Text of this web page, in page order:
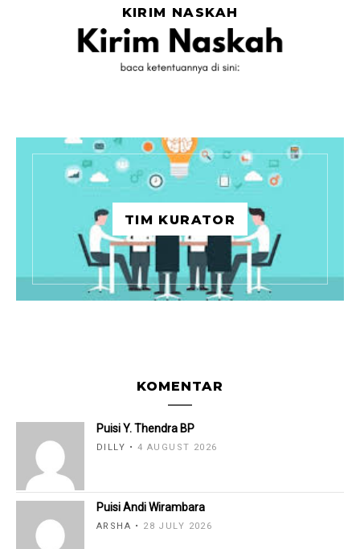
KIRIM NASKAH
TIM KURATOR
KOMENTAR
Puisi Y. Thendra BP
DILLY 4 AUGUST 2026
Puisi Andi Wirambara
ARSHA 28 JULY 2026